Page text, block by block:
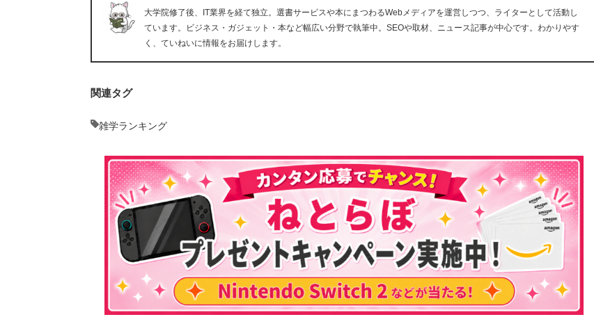
大学院修了後、IT業界を経て独立。選書サービスや本にまつわるWebメディアを運営しつつ、ライターとして活動し
ています。ビジネス・ガジェット・本など幅広い分野で執筆中。SEOや取材、ニュース記事が中心です。わかりやす
く、ていねいに情報をお届けします。
関連タグ
雑学ランキング